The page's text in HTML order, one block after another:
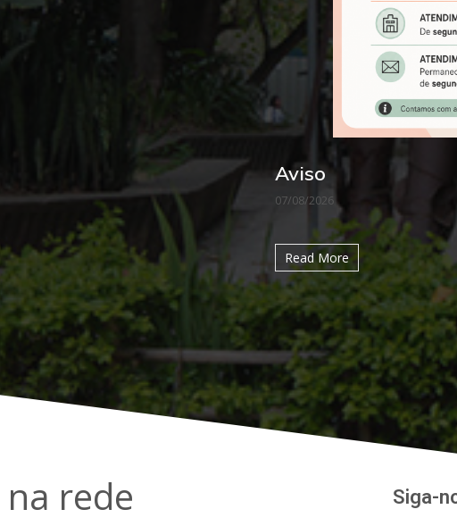
Conferência
04/08/2026
Convidamos todos os
ministrados pelo Prof.
Read More
na rede Siga-